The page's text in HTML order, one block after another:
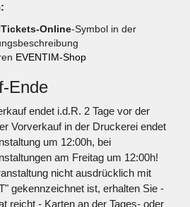
Tickets-Online-Symbol in der
EVENTIM-Shop
Ende
endet i.d.R. 2 Tage vor der
Vorverkauf in der Druckerei endet
um 12:00h, bei
am Freitag um 12:00h!
nicht ausdrücklich mit
gekennzeichnet ist, erhalten Sie -
reicht - Karten an der Tages- oder